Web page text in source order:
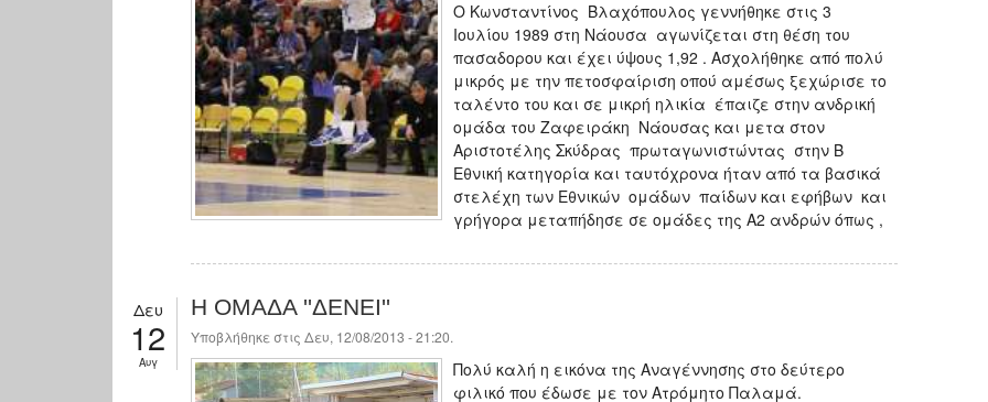
Ο Κωνσταντίνος Βλαχόπουλος γεννήθηκε στις 3
Ιουλίου 1989 στη Νάουσα αγωνίζεται στη θέση του
πασαδορου και έχει ύψους 1,92 . Ασχολήθηκε από πολύ
μικρός με την πετοσφαίριση οπού αμέσως ξεχώρισε το
ταλέντο του και σε μικρή ηλικία έπαιζε στην ανδρική
ομάδα του Ζαφειράκη Νάουσας και μετα στον
Αριστοτέλης Σκύδρας πρωταγωνιστώντας στην Β
Εθνική κατηγορία και ταυτόχρονα ήταν από τα βασικά
στελέχη των Εθνικών ομάδων παίδων και εφήβων και
γρήγορα μεταπήδησε σε ομάδες της Α2 ανδρών όπως ,
Δευ
12
Αυγ
Η ΟΜΑΔΑ ''ΔΕΝΕΙ''
Υποβλήθηκε στις Δευ, 12/08/2013 - 21:20.
Πολύ καλή η εικόνα της Αναγέννησης στο δεύτερο
φιλικό που έδωσε με τον Ατρόμητο Παλαμά.